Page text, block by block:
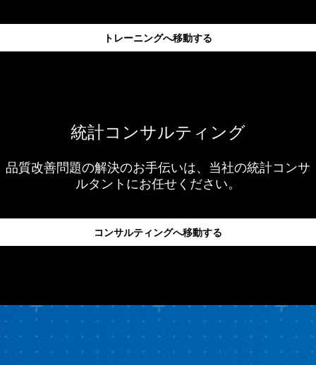
トレーニングへ移動する
統計コンサルティング
品質改善問題の解決のお手伝いは、当社の統計コンサ
ルタントにお任せください。
コンサルティングへ移動する